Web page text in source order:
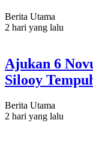
Berita Utama
2 hari yang lalu
Ajukan 6
Silooy
Berita Utama
2 hari yang lalu